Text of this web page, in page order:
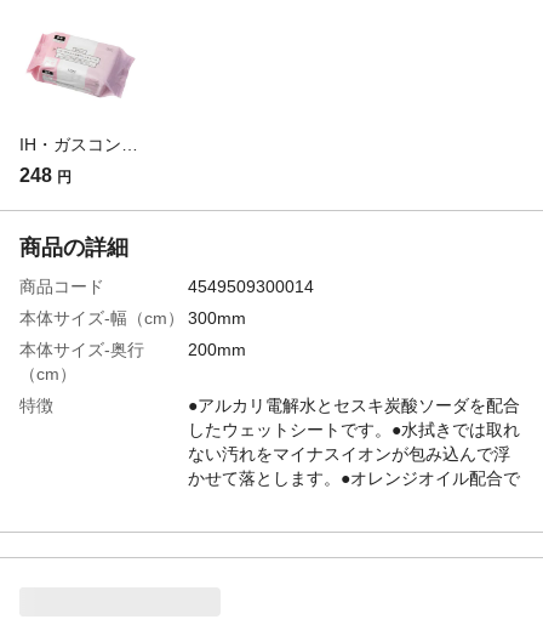
248 円
商品の詳細
商品コード
4549509300014
本体サイズ-幅（cm）
300mm
本体サイズ-奥行
（cm）
200mm
特徴
●アルカリ電解水とセスキ炭酸ソーダを配合
したウェットシートです。●水拭きでは取れ
ない汚れをマイナスイオンが包み込んで浮
かせて落とします。●オレンジオイル配合で
用途
IHコンロ、ガスコンロまわり、レンジまわ